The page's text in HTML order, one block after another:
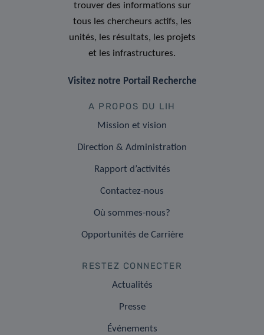
trouver des informations sur
tous les chercheurs actifs, les
unités, les résultats, les projets
et les infrastructures.
Visitez notre Portail Recherche
A PROPOS DU LIH
Mission et vision
Direction & Administration
Rapport d’activités
Contactez-nous
Où sommes-nous?
Opportunités de Carrière
RESTEZ CONNECTER
Actualités
Presse
Événements